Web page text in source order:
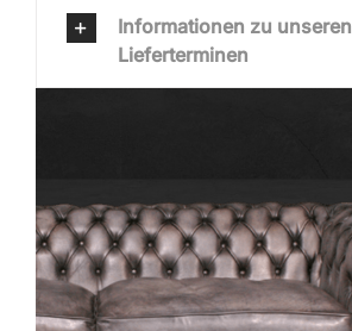
Informationen zu unseren
Lieferterminen